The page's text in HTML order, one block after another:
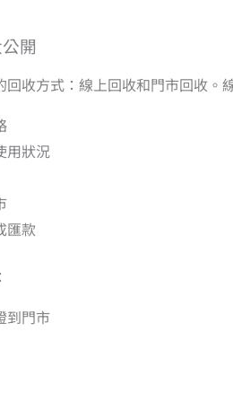
開
收方式：線上回收和門市回收。
用狀況
匯款
到門市